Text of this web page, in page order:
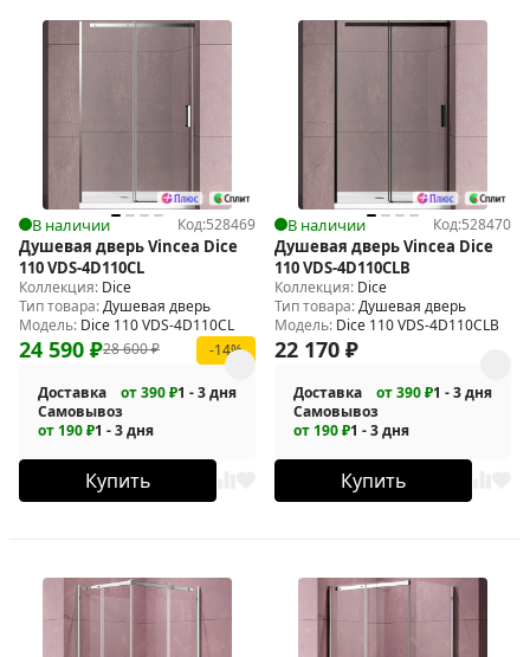
В наличии Код:528469
Душевая дверь Vincea Dice
110 VDS-4D110CL
Коллекция: Dice
Тип товара:Душевая дверь
Модель: Dice 110 VDS-4D110CL
28 600₽
24 590 ₽ -14%
Доставка от 390 ₽1 - 3 дня
Самовывоз
от 190 ₽1 - 3 дня
Купить
В наличии Код:528470
Душевая дверь Vincea Dice
110 VDS-4D110CLB
Коллекция: Dice
Тип товара:Душевая дверь
Модель: Dice 110 VDS-4D110CLB
22 170 ₽
Доставка от 390 ₽1 - 3 дня
Самовывоз
от 190 ₽1 - 3 дня
Купить